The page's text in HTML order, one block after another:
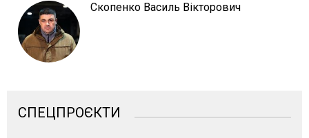
Скопенко Василь Вікторович
СПЕЦПРОЄКТИ